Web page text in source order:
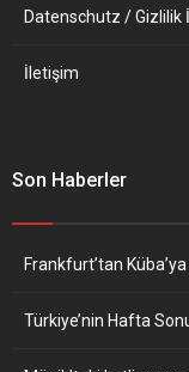
Datenschutz / Gizlilik
İletişim
Son Haberler
Frankfurt’tan
Türkiye’nin Hafta